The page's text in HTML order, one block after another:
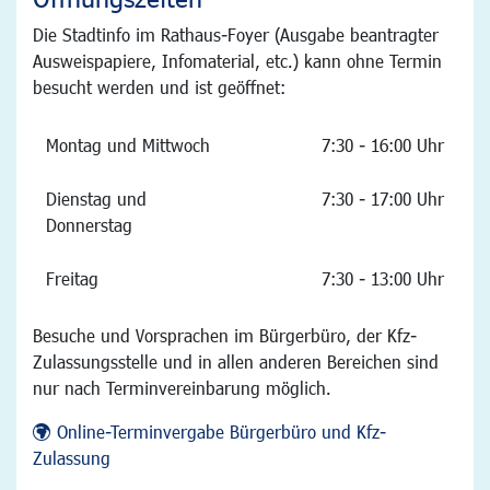
Die Stadtinfo im Rathaus-Foyer (Ausgabe beantragter
Ausweispapiere, Infomaterial, etc.) kann ohne Termin
besucht werden und ist geöffnet:
Montag und Mittwoch 7:30 - 16:00 Uhr
Dienstag und
Donnerstag
7:30 - 17:00 Uhr
Freitag 7:30 - 13:00 Uhr
Besuche und Vorsprachen im Bürgerbüro, der Kfz-
Zulassungsstelle und in allen anderen Bereichen sind
nur nach Terminvereinbarung möglich.
Online-Terminvergabe Bürgerbüro und Kfz-
Zulassung